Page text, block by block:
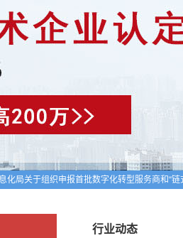
化局关于组织申报首批数字化转型服务商和“
年认定报备的第一批高新技术企业进行备案的
行业动态